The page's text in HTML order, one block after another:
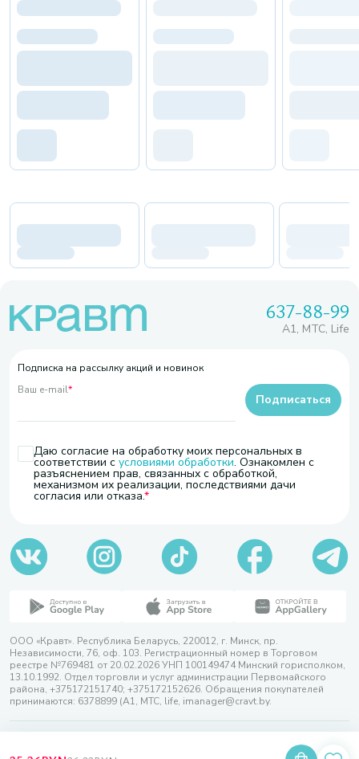
637-88-99
A1, МТС, Life
Подписка на рассылку акций и новинок
Ваш e-mail*
Даю согласие на обработку моих персональных в
соответствии с условиями обработки. Ознакомлен с
разъяснением прав, связанных с обработкой,
механизмом их реализации, последствиями дачи
согласия или отказа.
Подписаться
ООО «Кравт». Республика Беларусь, 220012, г. Минск, пр.
Независимости, 76, оф. 103. Регистрационный номер в Торговом
реестре №769481 от 20.02.2026 УНП 100149474 Минский горисполком,
13.10.1992. Отдел торговли и услуг администрации Первомайского
района, +375172151740; +375172152626. Обращения покупателей
принимаются: 6378899 (А1, МТС, life, imanager@cravt.by.
Разработка сайта — SLAM